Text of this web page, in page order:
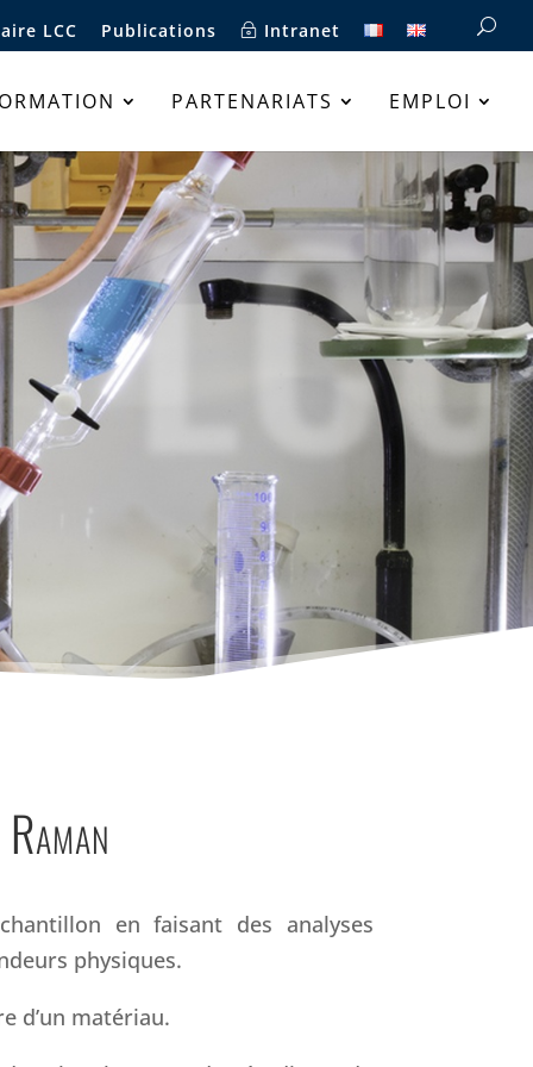
LCC Publications Intranet
PARTENARIATS EMPLOI
LCC
en faisant des analyses
physiques.
d’un matériau.